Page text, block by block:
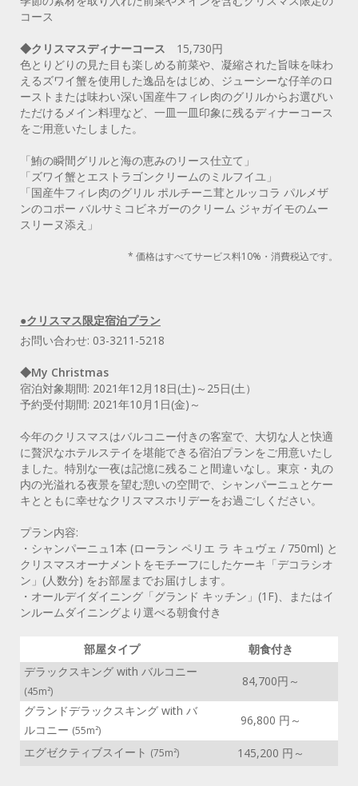
コース
◆クリスマスディナーコース 15,730円
色とりどりの見た目も楽しめる前菜や、凝縮された旨味を味わ
えるズワイ蟹を使用した逸品をはじめ、ジューシーな仔羊のロ
ーストまたは味わい深い国産牛フィレ肉のグリルからお選びい
ただけるメイン料理など、一皿一皿印象に残るディナーコース
をご用意いたしました。
「鮪の瞬間グリルと海の恵みのリース仕立て」
「ズワイ蟹とエストラゴンクリームのミルフイユ」
「国産牛フィレ肉のグリル ポルチーニ茸とルッコラ パルメザ
ンのコポー バルサミコビネガーのクリーム ジャガイモのムー
スリーヌ添え」
* 価格はすべてサービス料10%・消費税込です。
●クリスマス限定宿泊プラン
お問い合わせ: 03-3211-5218
◆My Christmas
宿泊対象期間: 2021年12月18日(土)～25日(土）
予約受付期間: 2021年10月1日(金)～
今年のクリスマスはバルコニー付きの客室で、大切な人と快適
に贅沢なホテルステイを堪能できる宿泊プランをご用意いたし
ました。特別な一夜は記憶に残ること間違いなし。東京・丸の
内の光溢れる夜景を望む憩いの空間で、シャンパーニュとケー
キとともに幸せなクリスマスホリデーをお過ごしください。
プラン内容:
・シャンパーニュ1本 (ローラン ペリエ ラ キュヴェ / 750ml) と
クリスマスオーナメントをモチーフにしたケーキ「デコラシオ
ン」(人数分) をお部屋までお届けします。
・オールデイダイニング「グランド キッチン」(1F)、またはイ
ンルームダイニングより選べる朝食付き
部屋タイプ
朝食付き
デラックスキング with バルコニー
(45m²)
84,700円～
グランドデラックスキング with バ
ルコニー (55m²)
96,800 円～
エグゼクティブスイート (75m²) 145,200 円～